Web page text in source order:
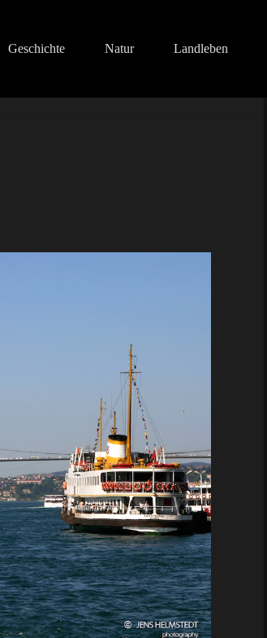
Geschichte Natur Landleben